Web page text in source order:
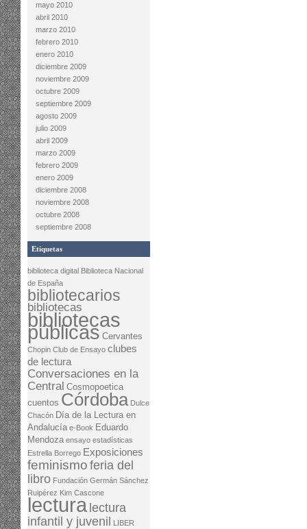
mayo 2010
abril 2010
marzo 2010
febrero 2010
enero 2010
diciembre 2009
noviembre 2009
octubre 2009
septiembre 2009
agosto 2009
julio 2009
abril 2009
marzo 2009
febrero 2009
enero 2009
diciembre 2008
noviembre 2008
octubre 2008
septiembre 2008
Etiquetas
biblioteca digital Biblioteca Nacional
de España
bibliotecarios
bibliotecas
bibliotecas
públicas Cervantes
Chopin Club de Ensayo clubes
de lectura
Conversaciones en la
Central Cosmopoetica
cuentos Córdoba Dulce
Chacón Día de la Lectura en
Andalucía e-Book Eduardo
Mendoza ensayo estadísticas
Estrella Borrego Exposiciones
feminismo feria del
libro Fundación Germán Sánchez
Ruipérez Kim Cascone
lectura lectura
infantil y juvenil
LIBER